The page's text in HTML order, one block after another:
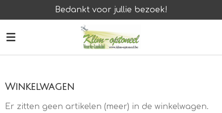
direct
naar
Bedankt voor jullie bezoek!
Winkelwagen
Er zitten geen artikelen (meer) in de winkelwagen.